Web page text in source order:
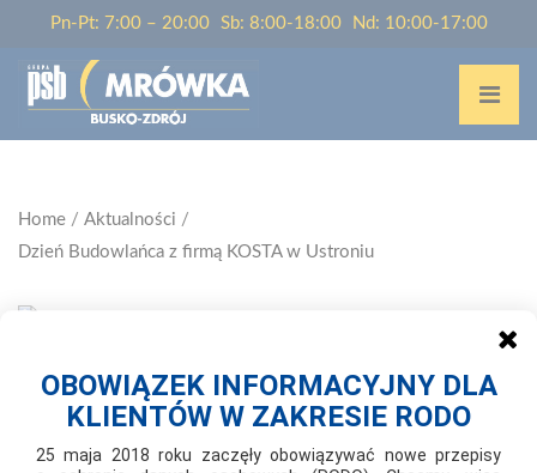
Pn-Pt: 7:00 – 20:00 Sb: 8:00-18:00 Nd: 10:00-17:00
Home / Aktualności /
Dzień Budowlańca z firmą KOSTA w Ustroniu
2024-09-21
DZIEŃ BUDOWLAŃCA Z FIRMĄ KOSTA W
USTRONIU
OBOWIĄZEK INFORMACYJNY DLA
KLIENTÓW W ZAKRESIE RODO
25 maja 2018 roku zaczęły obowiązywać nowe przepisy